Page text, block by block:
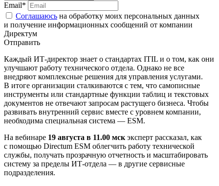
Email*
Соглашаюсь на обработку моих персональных данных
и получение информационных сообщений от компании
Директум
Отправить
Каждый ИТ-директор знает о стандартах ITIL и о том, как они
улучшают работу технического отдела. Однако не все
внедряют комплексные решения для управления услугами.
В итоге организации сталкиваются с тем, что самописные
инструменты или стандартные функции таблиц и текстовых
документов не отвечают запросам растущего бизнеса. Чтобы
развивать внутренний сервис вместе с уровнем компании,
необходима специальная система — ESM.
На вебинаре 19 августа в 11.00 мск эксперт рассказал, как
с помощью Directum ESM облегчить работу технической
службы, получать прозрачную отчетность и масштабировать
систему за пределы ИТ-отдела — в другие сервисные
подразделения.